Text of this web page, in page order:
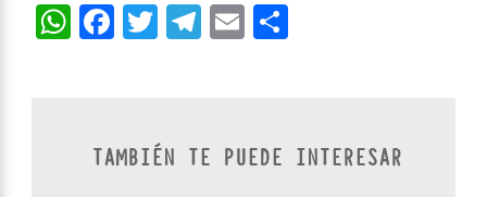
WhatsApp
Facebook
Twitter
Telegram
Email
TAMBIÉN TE PUEDE INTERESAR